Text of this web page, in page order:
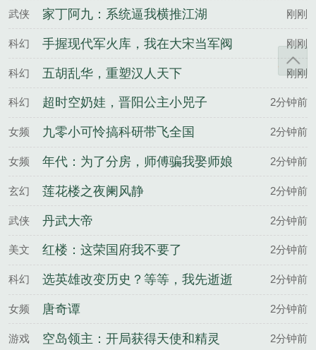
武侠 家丁阿九：系统逼我横推江湖 刚刚
科幻 手握现代军火库，我在大宋当军阀 刚刚
科幻 五胡乱华，重塑汉人天下 刚刚
科幻 超时空奶娃，晋阳公主小兕子 2分钟前
女频 九零小可怜搞科研带飞全国 2分钟前
女频 年代：为了分房，师傅骗我娶师娘 2分钟前
玄幻 莲花楼之夜阑风静 2分钟前
武侠 丹武大帝 2分钟前
美文 红楼：这荣国府我不要了 2分钟前
科幻 选英雄改变历史？等等，我先逝逝 2分钟前
女频 唐奇谭 2分钟前
游戏 空岛领主：开局获得天使和精灵 2分钟前